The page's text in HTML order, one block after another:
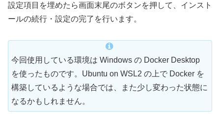
設定項目を埋めたら画面末尾のボタンを押して、インスト
ールの続行・設定の完了を行います。
今回使用している環境は Windows の Docker Desktop
を使ったものです。Ubuntu on WSL2 の上で Docker を
構築しているような場合では、また少し変わった状態に
なるかもしれません。